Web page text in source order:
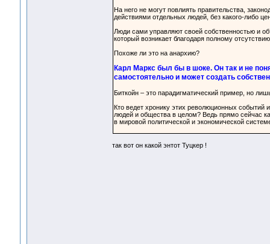
На него не могут повлиять правительства,
действиями отдельных людей, без какого-либо
Люди сами управляют своей собственностью и
который возникает благодаря полному
Похоже ли это на анархию?
Карл Маркс был бы в шоке. Он так и не
самостоятельно и может создать
Биткойн – это парадигматический пример, но
Кто ведет хронику этих революционных событий
людей и общества в целом? Ведь прямо сейчас
в мировой политической и экономической
так вот он какой энтот Туцкер !